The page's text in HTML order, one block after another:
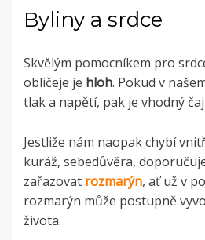
Byliny a srdce
Skvělým pomocníkem pro
obličeje je hloh. Pokud v
tlaka napětí, pak je vhodný
Jestliže nám naopak chybí
kuráž, sebedůvěra,
zařazovat rozmarýn, ať už v
rozmarýn může postupně
života.